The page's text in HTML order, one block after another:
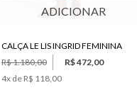
ADICIONAR
CALÇA LE LIS INGRID FEMININA
R$ 1.180,00
R$ 472,00
4x de R$ 118,00